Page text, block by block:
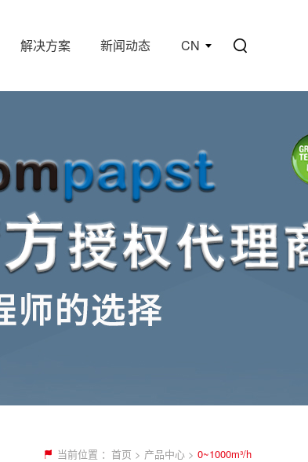
CN
解决方案 新闻动态
当前位置 ： 首页 > 产品中心 > 0~1000m³/h